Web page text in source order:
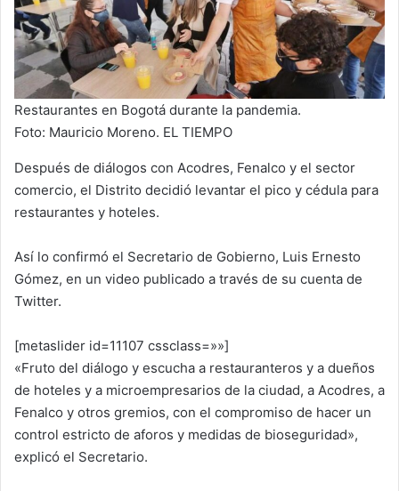
Restaurantes en Bogotá durante la pandemia.
Foto: Mauricio Moreno. EL TIEMPO
Después de diálogos con Acodres, Fenalco y el sector
comercio, el Distrito decidió levantar el pico y cédula para
restaurantes y hoteles.
Así lo confirmó el Secretario de Gobierno, Luis Ernesto
Gómez, en un video publicado a través de su cuenta de
Twitter.
[metaslider id=11107 cssclass=»»]
«Fruto del diálogo y escucha a restauranteros y a dueños
de hoteles y a microempresarios de la ciudad, a Acodres, a
Fenalco y otros gremios, con el compromiso de hacer un
control estricto de aforos y medidas de bioseguridad»,
explicó el Secretario.